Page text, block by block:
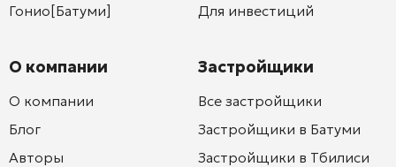
Гонио[Батуми]
О компании
О компании
Блог
Авторы
Для инвестиций
Застройщики
Все застройщики
Застройщики в Батуми
Застройщики в Тбилиси